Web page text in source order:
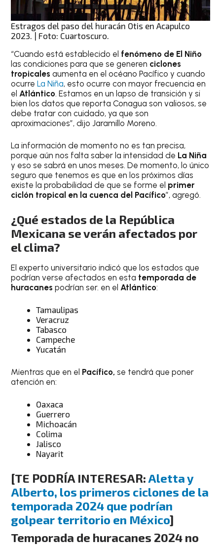
Estragos del paso del huracán Otis en Acapulco
2023. | Foto: Cuartoscuro.
“Cuando está establecido el fenómeno de El Niño
las condiciones para que se generen ciclones
tropicalesaumenta en el océano Pacífico y cuando
ocurreLa Niña, esto ocurre con mayor frecuencia en
el Atlántico. Estamos en un lapso de transición y si
bien los datos que reporta Conagua son valiosos, se
debe tratar con cuidado, ya que son
aproximaciones”, dijo Jaramillo Moreno.
La información de momento no es tan precisa,
porque aún nos falta saber la intensidad de La Niña
y eso se sabrá en unos meses. De momento, lo único
seguro que tenemos es que en los próximos días
existe la probabilidad de que se forme el primer
ciclón tropical en la cuenca del Pacífico”, agregó.
¿Qué estados de la República
Mexicana se verán afectados por
el clima?
El experto universitario indicó que los estados que
podrían verse afectados en esta temporada de
huracanes podrían ser. en el Atlántico:
Tamaulipas
Veracruz
Tabasco
Campeche
Yucatán
Mientras que en el Pacífico, se tendrá que poner
atención en:
Oaxaca
Guerrero
Michoacán
Colima
Jalisco
Nayarit
[TE PODRÍA INTERESAR: Aletta y
Alberto, los primeros ciclones de la
temporada 2024 que podrían
golpear territorio en México]
Temporada de huracanes 2024 no